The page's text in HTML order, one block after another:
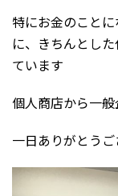
特にお金のこと
に、きちんとし
ています
個人商店から一
一日ありがとう